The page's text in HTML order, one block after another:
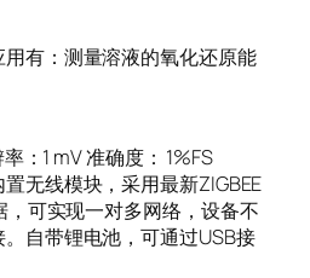
有：测量溶液的氧化还原能
：1 mV 准确度： 1%FS
无线模块，采用最新ZIGBEE
可实现一对多网络，设备不
自带锂电池，可通过USB接